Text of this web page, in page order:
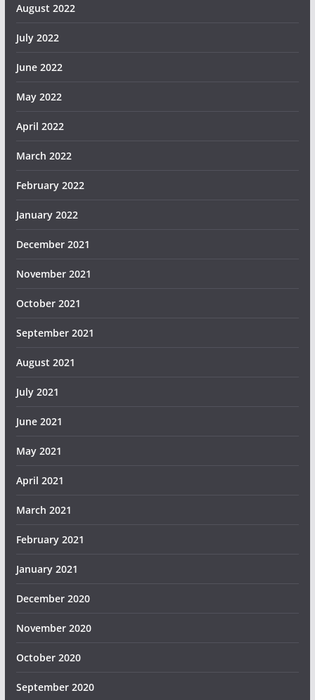
August 2022
July 2022
June 2022
May 2022
April 2022
March 2022
February 2022
January 2022
December 2021
November 2021
October 2021
September 2021
August 2021
July 2021
June 2021
May 2021
April 2021
March 2021
February 2021
January 2021
December 2020
November 2020
October 2020
September 2020